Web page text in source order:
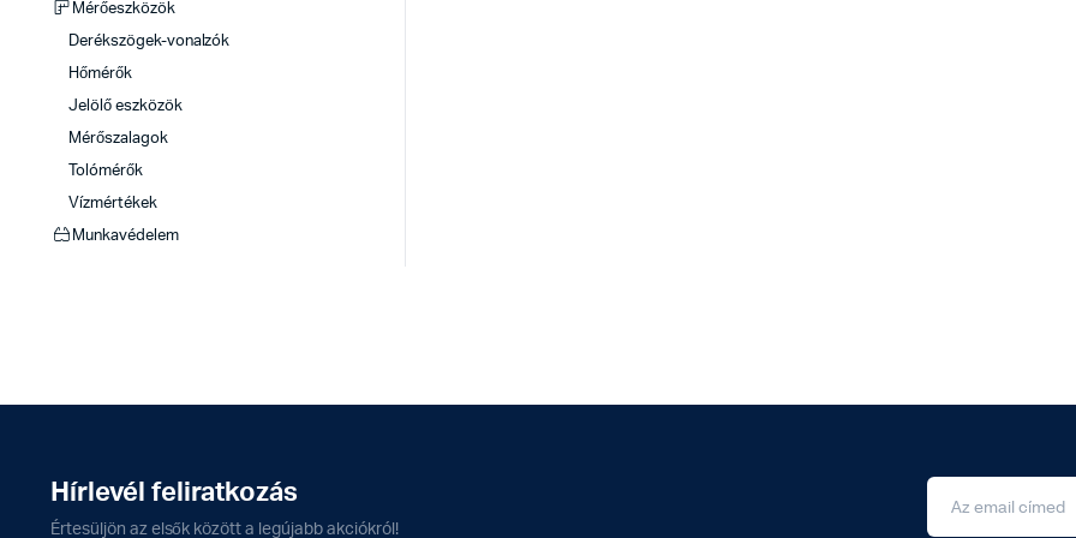
Mérőeszközök
Derékszögek-vonalzók
Hőmérők
Jelölő eszközök
Mérőszalagok
Tolómérők
Vízmértékek
Munkavédelem
Hírlevél feliratkozás
Értesüljön az elsők között a legújabb akciókról!